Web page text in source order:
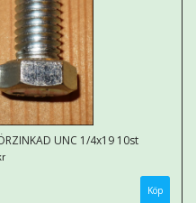
UNC 1/4x19 10st